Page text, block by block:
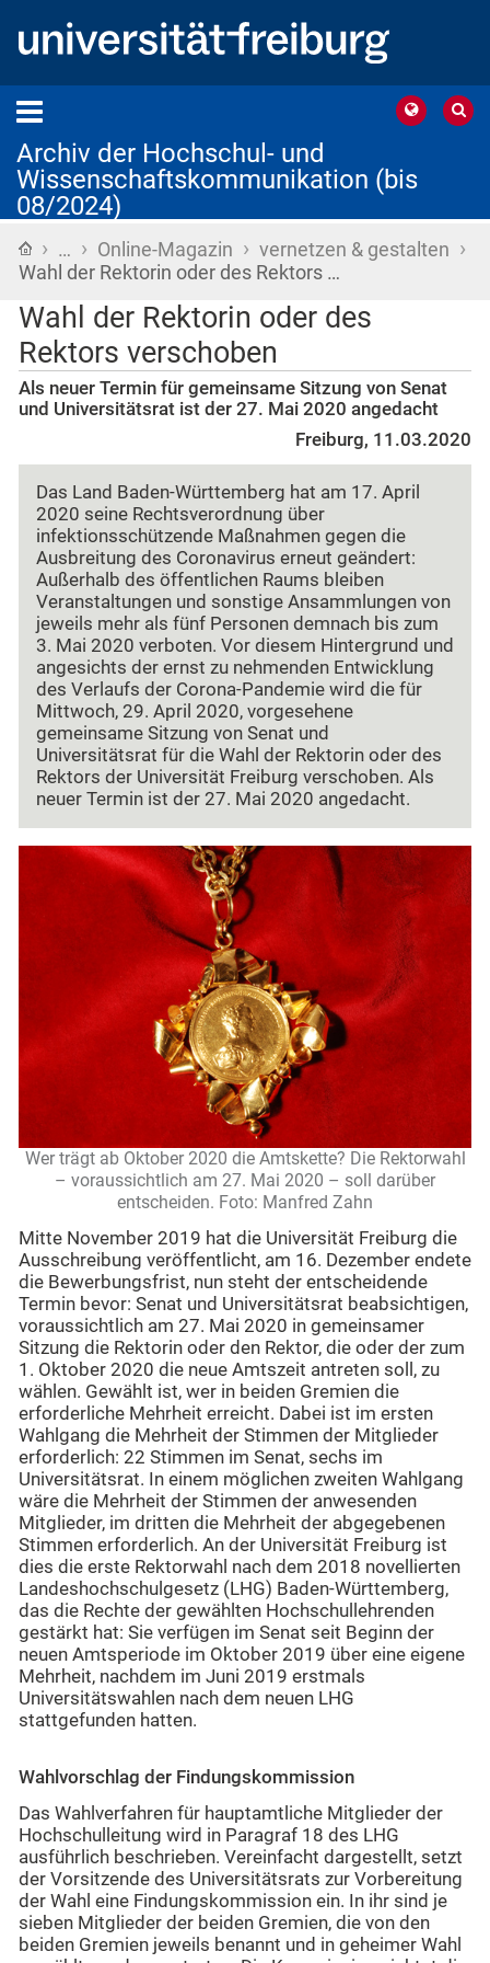
Archiv der Hochschul- und
Wissenschaftskommunikation (bis
08/2024)
Startseite
› … › Online-Magazin › vernetzen & gestalten ›
Wahl der Rektorin oder des Rektors …
Wahl der Rektorin oder des
Rektors verschoben
Als neuer Termin für gemeinsame Sitzung von Senat
und Universitätsrat ist der 27. Mai 2020 angedacht
Freiburg, 11.03.2020
Das Land Baden-Württemberg hat am 17. April
2020 seine Rechtsverordnung über
infektionsschützende Maßnahmen gegen die
Ausbreitung des Coronavirus erneut geändert:
Außerhalb des öffentlichen Raums bleiben
Veranstaltungen und sonstige Ansammlungen von
jeweils mehr als fünf Personen demnach bis zum
3. Mai 2020 verboten. Vor diesem Hintergrund und
angesichts der ernst zu nehmenden Entwicklung
des Verlaufs der Corona-Pandemie wird die für
Mittwoch, 29. April 2020, vorgesehene
gemeinsame Sitzung von Senat und
Universitätsrat für die Wahl der Rektorin oder des
Rektors der Universität Freiburg verschoben. Als
neuer Termin ist der 27. Mai 2020 angedacht.
Wer trägt ab Oktober 2020 die Amtskette? Die Rektorwahl
– voraussichtlich am 27. Mai 2020 – soll darüber
entscheiden. Foto: Manfred Zahn
Mitte November 2019 hat die Universität Freiburg die
Ausschreibung veröffentlicht, am 16. Dezember endete
die Bewerbungsfrist, nun steht der entscheidende
Termin bevor: Senat und Universitätsrat beabsichtigen,
voraussichtlich am 27. Mai 2020 in gemeinsamer
Sitzung die Rektorin oder den Rektor, die oder der zum
1. Oktober 2020 die neue Amtszeit antreten soll, zu
wählen. Gewählt ist, wer in beiden Gremien die
erforderliche Mehrheit erreicht. Dabei ist im ersten
Wahlgang die Mehrheit der Stimmen der Mitglieder
erforderlich: 22 Stimmen im Senat, sechs im
Universitätsrat. In einem möglichen zweiten Wahlgang
wäre die Mehrheit der Stimmen der anwesenden
Mitglieder, im dritten die Mehrheit der abgegebenen
Stimmen erforderlich. An der Universität Freiburg ist
dies die erste Rektorwahl nach dem 2018 novellierten
Landeshochschulgesetz (LHG) Baden-Württemberg,
das die Rechte der gewählten Hochschullehrenden
gestärkt hat: Sie verfügen im Senat seit Beginn der
neuen Amtsperiode im Oktober 2019 über eine eigene
Mehrheit, nachdem im Juni 2019 erstmals
Universitätswahlen nach dem neuen LHG
stattgefunden hatten.
Wahlvorschlag der Findungskommission
Das Wahlverfahren für hauptamtliche Mitglieder der
Hochschulleitung wird in Paragraf 18 des LHG
ausführlich beschrieben. Vereinfacht dargestellt, setzt
der Vorsitzende des Universitätsrats zur Vorbereitung
der Wahl eine Findungskommission ein. In ihr sind je
sieben Mitglieder der beiden Gremien, die von den
beiden Gremien jeweils benannt und in geheimer Wahl